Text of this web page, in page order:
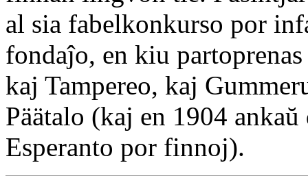
al sia fabelkonkurso por
fondaĵo, en kiu
kaj Tampereo, kaj
Päätalo (kaj en 1904
Esperanto por finnoj).